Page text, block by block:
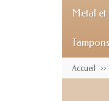
Metal et
Accueil